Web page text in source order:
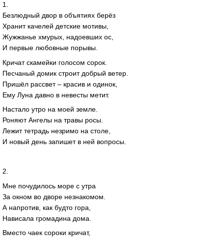
1.
Безлюдный двор в объятиях берёз
Хранит качелей детские мотивы,
Жужжанье хмурых, надоевших ос,
И первые любовные порывы.
Кричат скамейки голосом сорок.
Песчаный домик строит добрый ветер.
Пришёл рассвет – красив и одинок,
Ему Луна давно в невесты метит.
Настало утро на моей земле.
Роняют Ангелы на травы росы.
Лежит тетрадь незримо на столе,
И новый день запишет в ней вопросы.
2.
Мне почудилось море с утра
За окном во дворе незнакомом.
А напротив, как будто гора,
Нависала громадина дома.
Вместо чаек сороки кричат,